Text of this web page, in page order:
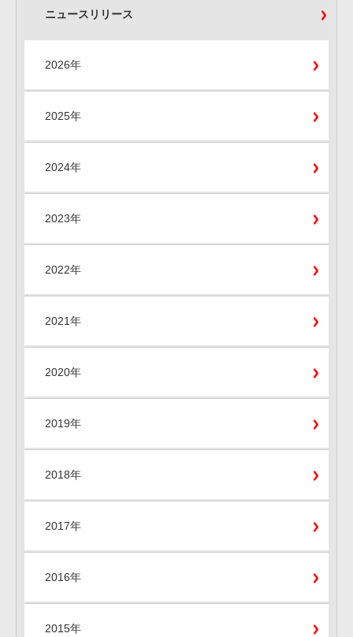
ニュースリリース
2026年
2025年
2024年
2023年
2022年
2021年
2020年
2019年
2018年
2017年
2016年
2015年